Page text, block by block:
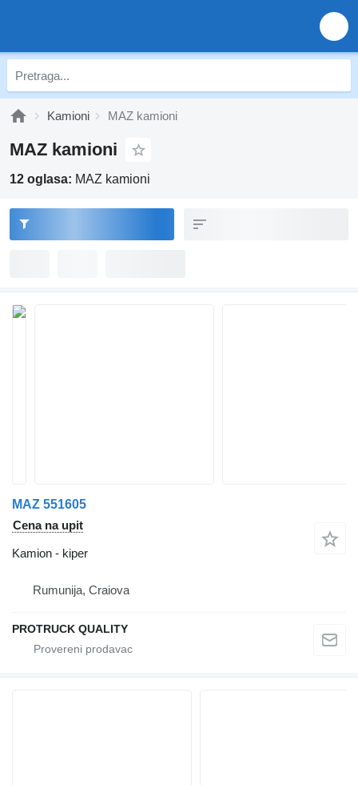
Kamioni MAZ kamioni
MAZ kamioni
12 oglasa: MAZ kamioni
MAZ 551605
Cena na upit
Kamion - kiper
Rumunija, Craiova
PROTRUCK QUALITY